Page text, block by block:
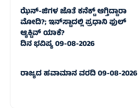
ಝೆನ್‌-ಜಿಗಳ ಜೊತೆ ಕನೆಕ್ಟ್‌ ಆಗ್ತಿದ್ದಾರಾ
ಮೋದಿ?; ಇನ್‌ಸ್ಟಾದಲ್ಲಿ ಪ್ರಧಾನಿ ಫುಲ್‌
ಆ್ಯಕ್ಟಿವ್‌ ಯಾಕೆ?
ದಿನ ಭವಿಷ್ಯ 09-08-2026
ರಾಜ್ಯದ ಹವಾಮಾನ ವರದಿ 09-08-2026